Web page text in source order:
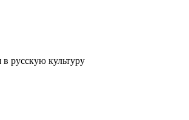
русскую культуру